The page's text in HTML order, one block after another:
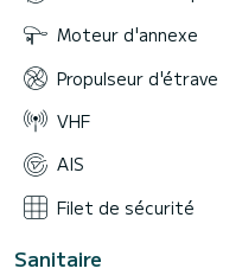
Moteur d'annexe
Propulseur d'étrave
VHF
AIS
Filet de sécurité
Sanitaire